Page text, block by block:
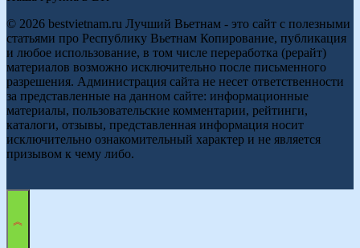
© 2026 bestvietnam.ru Лучший Вьетнам - это сайт с полезными
статьями про Республику Вьетнам Копирование, публикация
и любое использование, в том числе переработка (рерайт)
материалов возможно исключительно после письменного
разрешения. Администрация сайта не несет ответственности
за представленные на данном сайте: информационные
материалы, пользовательские комментарии, рейтинги,
каталоги, отзывы, представленная информация носит
исключительно ознакомительный характер и не является
призывом к чему либо.